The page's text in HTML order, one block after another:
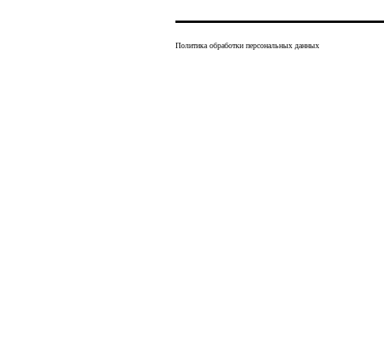
Политика обработки персональных данных